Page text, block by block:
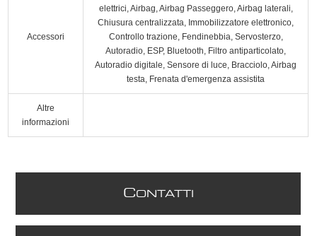
Accessori
elettrici, Airbag, Airbag Passeggero, Airbag laterali,
Chiusura centralizzata, Immobilizzatore elettronico,
Controllo trazione, Fendinebbia, Servosterzo,
Autoradio, ESP, Bluetooth, Filtro antiparticolato,
Autoradio digitale, Sensore di luce, Bracciolo, Airbag
testa, Frenata d'emergenza assistita
Altre
informazioni
CONTATTI